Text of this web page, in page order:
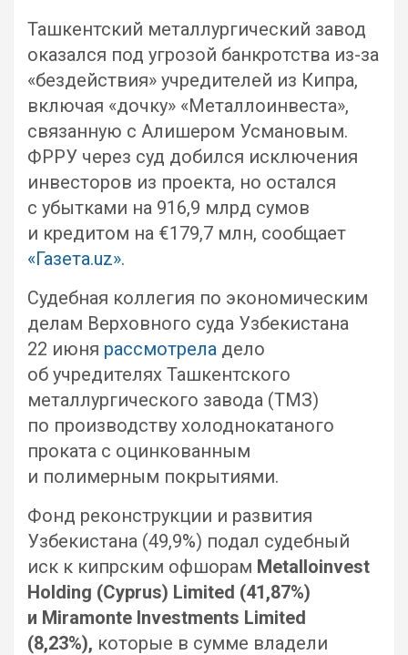
Ташкентский металлургический завод
оказался под угрозой банкротства из-за
«бездействия» учредителей из Кипра,
включая «дочку» «Металлоинвеста»,
связанную с Алишером Усмановым.
ФРРУ через суд добился исключения
инвесторов из проекта, но остался
с убытками на 916,9 млрд сумов
и кредитом на €179,7 млн, сообщает
«Газета.uz».
Судебная коллегия по экономическим
делам Верховного суда Узбекистана
22 июня рассмотрела дело
об учредителях Ташкентского
металлургического завода (ТМЗ)
по производству холоднокатаного
проката с оцинкованным
и полимерным покрытиями.
Фонд реконструкции и развития
Узбекистана (49,9%) подал судебный
иск к кипрским офшорам Metalloinvest
Holding (Cyprus) Limited (41,87%)
и Miramonte Investments Limited
(8,23%), которые в сумме владели